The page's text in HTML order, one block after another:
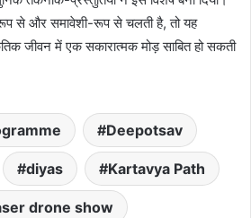
से और समावेशी-रूप से चलती है, तो यह
जीवन में एक सकारात्मक मोड़ साबित हो सकती
Deepotsav
diyas Kartavya Path
drone show